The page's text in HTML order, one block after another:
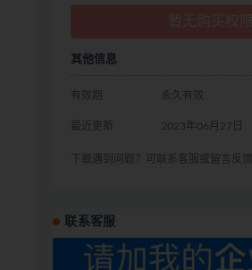
其他信息
有效期 永久有效
最近更新 2023年06月27日
下载遇到问题？可联系客服或留言反馈
联系客服